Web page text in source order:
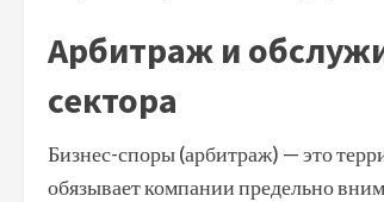
Арбитраж и
сектора
Бизнес-споры (арбитраж) — это
обязывает компании предельно